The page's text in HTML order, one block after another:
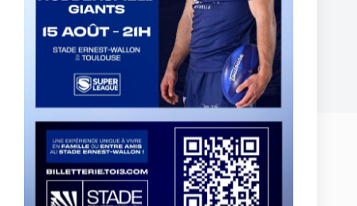
France U17 – 2 Olympiens sélectionnés pour affronter
l’Angleterre
11 juillet 2024
Laisser un commentaire
Votre adresse e-mail ne sera pas publiée.
Les champs obligatoires sont